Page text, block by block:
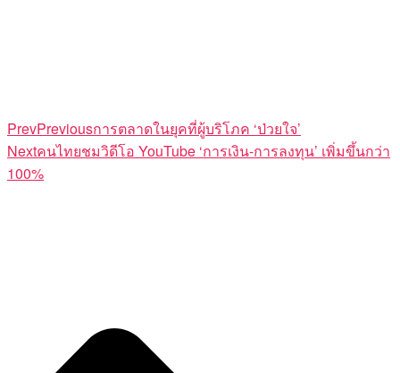
PrevPreviousการตลาดในยุคที่ผู้บริโภค ‘ป่วยใจ’
Nextคนไทยชมวิดีโอ YouTube ‘การเงิน-การลงทุน’ เพิ่มขึ้นกว่า
100%